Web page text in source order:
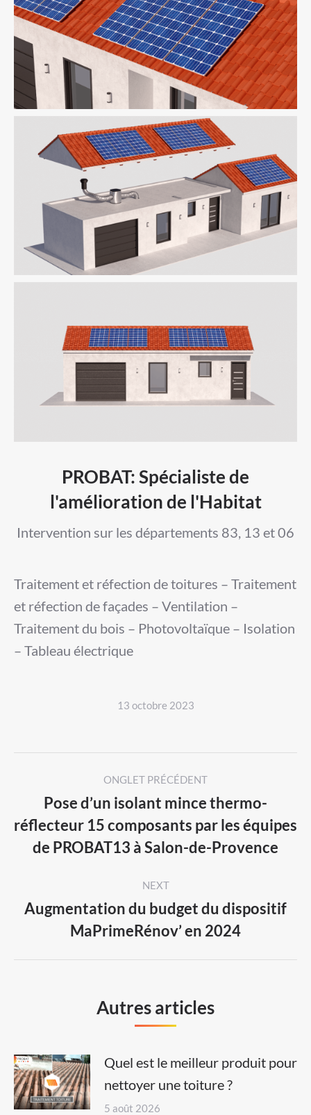
PROBAT: Spécialiste de
l'amélioration de l'Habitat
Intervention sur les départements 83, 13 et 06
Traitement et réfection de toitures – Traitement
et réfection de façades – Ventilation –
Traitement du bois – Photovoltaïque – Isolation
– Tableau électrique
13 octobre 2023
navigation
ONGLET PRÉCÉDENT
Previous
post:
Pose d’un isolant mince thermo-
réflecteur 15 composants par les équipes
de PROBAT13 à Salon-de-Provence
NEXT
Next
post:
Augmentation du budget du dispositif
MaPrimeRénov’ en 2024
Autres articles
Quel est le meilleur produit pour
nettoyer une toiture ?
5 août 2026